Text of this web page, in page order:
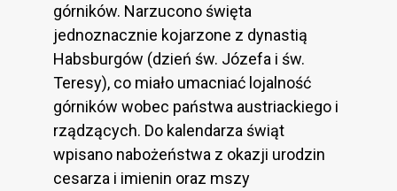
górników. Narzucono święta
jednoznacznie kojarzone z dynastią
Habsburgów (dzień św. Józefa i św.
Teresy), co miało umacniać lojalność
górników wobec państwa austriackiego i
rządzących. Do kalendarza świąt
wpisano nabożeństwa z okazji urodzin
cesarza i imienin oraz mszy